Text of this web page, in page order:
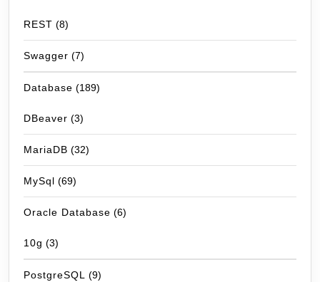
REST (8)
Swagger (7)
Database (189)
DBeaver (3)
MariaDB (32)
MySql (69)
Oracle Database (6)
10g (3)
PostgreSQL (9)